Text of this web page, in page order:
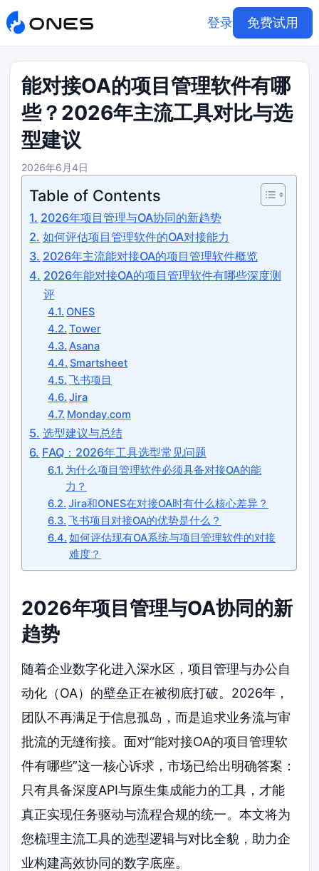
登录 免费试用
能对接OA的项目管理软件有哪
些？2026年主流工具对比与选
型建议
2026年6月4日
Table of Contents
2026年项目管理与OA协同的新趋势
如何评估项目管理软件的OA对接能力
2026年主流能对接OA的项目管理软件概览
2026年能对接OA的项目管理软件有哪些深度测
评
ONES
Tower
Asana
Smartsheet
飞书项目
Jira
Monday.com
选型建议与总结
FAQ：2026年工具选型常见问题
为什么项目管理软件必须具备对接OA的能
力？
Jira和ONES在对接OA时有什么核心差异？
飞书项目对接OA的优势是什么？
如何评估现有OA系统与项目管理软件的对接
难度？
2026年项目管理与OA协同的新
趋势
随着企业数字化进入深水区，项目管理与办公自
动化（OA）的壁垒正在被彻底打破。2026年，
团队不再满足于信息孤岛，而是追求业务流与审
批流的无缝衔接。面对“能对接OA的项目管理软
件有哪些”这一核心诉求，市场已给出明确答案：
只有具备深度API与原生集成能力的工具，才能
真正实现任务驱动与流程合规的统一。本文将为
您梳理主流工具的选型逻辑与对比全貌，助力企
业构建高效协同的数字底座。